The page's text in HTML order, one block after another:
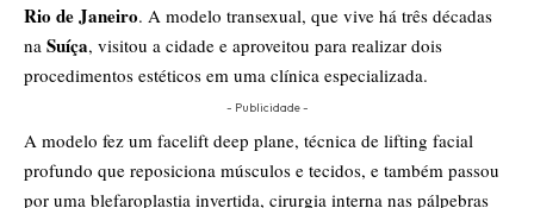
Rio de Janeiro. A modelo transexual, que vive há três décadas
na Suíça, visitou a cidade e aproveitou para realizar dois
procedimentos estéticos em uma clínica especializada.
- Publicidade -
A modelo fez um facelift deep plane, técnica de lifting facial
profundo que reposiciona músculos e tecidos, e também passou
por uma blefaroplastia invertida, cirurgia interna nas pálpebras